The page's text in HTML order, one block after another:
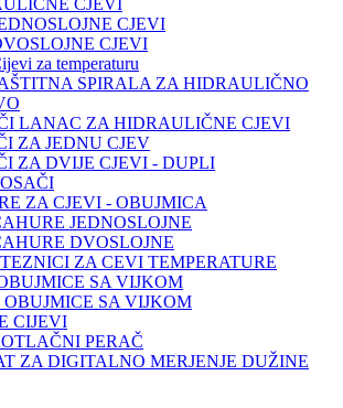
CJEVI
CJEVI
CJEVI
za temperaturu
SPIRALA ZA HIDRAULIČNO
LANAC ZA HIDRAULIČNE CJEVI
ZA JEDNU CJEV
ZA DVIJE CJEVI - DUPLI
ZA CJEVI - OBUJMICA
JEDNOSLOJNE
DVOSLOJNE
ZA CEVI TEMPERATURE
SA VIJKOM
OBUJMICE SA VIJKOM
CIJEVI
PERAČ
ZA DIGITALNO MERJENJE DUŽINE